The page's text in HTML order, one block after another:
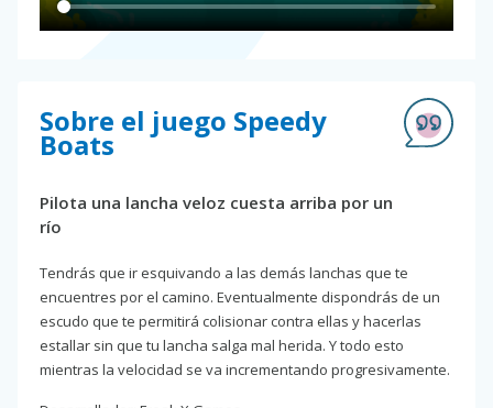
Sobre el juego Speedy
Boats
Pilota una lancha veloz cuesta arriba por un
río
Tendrás que ir esquivando a las demás lanchas que te
encuentres por el camino. Eventualmente dispondrás de un
escudo que te permitirá colisionar contra ellas y hacerlas
estallar sin que tu lancha salga mal herida. Y todo esto
mientras la velocidad se va incrementando progresivamente.